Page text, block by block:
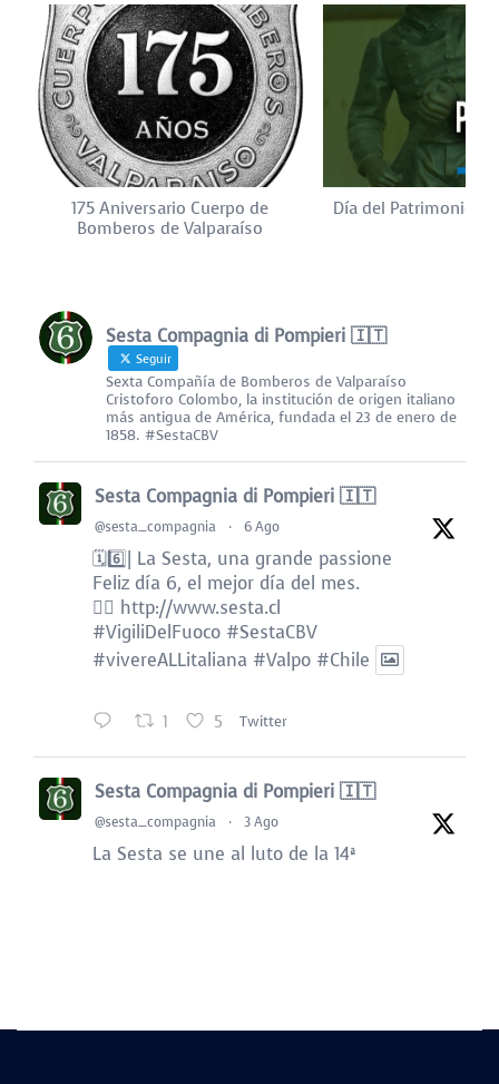
175 Aniversario Cuerpo de
Bomberos de Valparaíso
Día del Patrimonio
Sesta Compagnia di Pompieri 🇮🇹
Seguir
Sexta Compañía de Bomberos de Valparaíso
Cristoforo Colombo, la institución de origen italiano
más antigua de América, fundada el 23 de enero de
1858. #SestaCBV
Sesta Compagnia di Pompieri 🇮🇹
@sesta_compagnia · 6 Ago
🗓️6️⃣| La Sesta, una grande passione
Feliz día 6, el mejor día del mes.
👉🏻 http://www.sesta.cl
#VigiliDelFuoco #SestaCBV
#vivereALLitaliana #Valpo #Chile
1 5 Twitter
Sesta Compagnia di Pompieri 🇮🇹
@sesta_compagnia · 3 Ago
La Sesta se une al luto de la 14ª
👉🏻http://www.sesta.cl